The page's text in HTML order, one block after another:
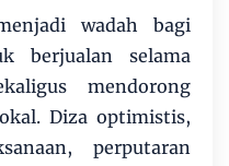
wadah bagi
berjualan selama
mendorong
Diza optimistis,
perputaran